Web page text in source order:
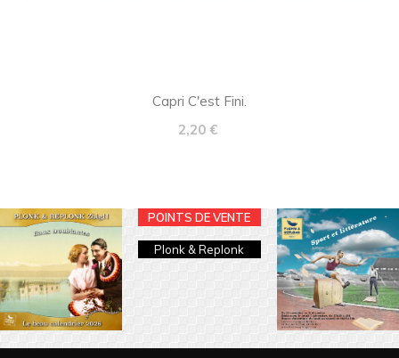
Capri C'est Fini.
Prix
2,20 €
POINTS DE VENTE
Plonk & Replonk